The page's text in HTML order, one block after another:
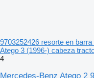
9703252426 resorte en
Atego 3 (1996-) cabeza
4
Mercedes-Benz Atego 2